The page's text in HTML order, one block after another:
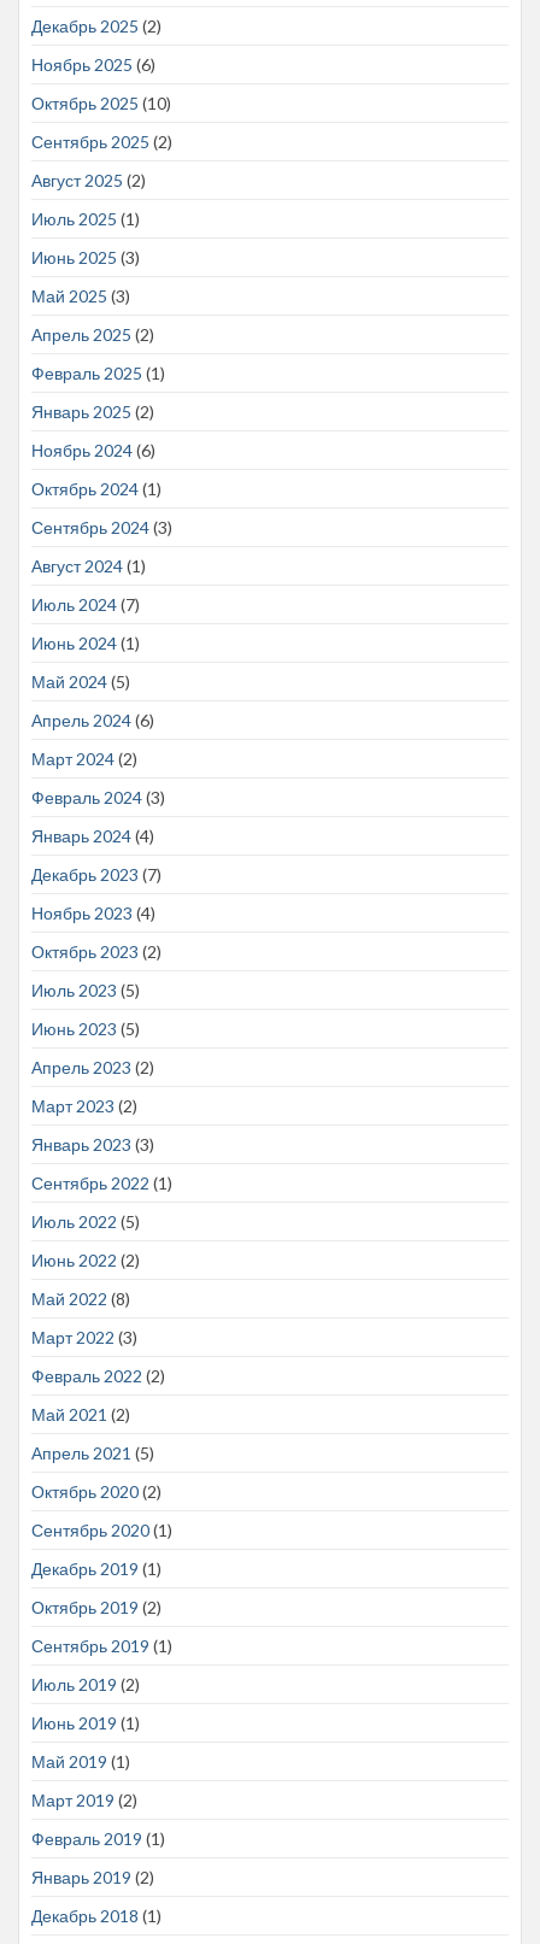
Декабрь 2025 (2)
Ноябрь 2025 (6)
Октябрь 2025 (10)
Сентябрь 2025 (2)
Август 2025 (2)
Июль 2025 (1)
Июнь 2025 (3)
Май 2025 (3)
Апрель 2025 (2)
Февраль 2025 (1)
Январь 2025 (2)
Ноябрь 2024(6)
Октябрь 2024(1)
Сентябрь 2024(3)
Август 2024(1)
Июль 2024(7)
Июнь 2024(1)
Май 2024(5)
Апрель 2024(6)
Март 2024(2)
Февраль 2024(3)
Январь 2024(4)
Декабрь 2023 (7)
Ноябрь 2023 (4)
Октябрь 2023 (2)
Июль 2023 (5)
Июнь 2023 (5)
Апрель 2023 (2)
Март 2023 (2)
Январь 2023 (3)
Сентябрь 2022 (1)
Июль 2022 (5)
Июнь 2022 (2)
Май 2022 (8)
Март 2022 (3)
Февраль 2022 (2)
Май 2021 (2)
Апрель 2021 (5)
Октябрь 2020(2)
Сентябрь 2020(1)
Декабрь 2019 (1)
Октябрь 2019 (2)
Сентябрь 2019 (1)
Июль 2019 (2)
Июнь 2019 (1)
Май 2019 (1)
Март 2019 (2)
Февраль 2019 (1)
Январь 2019 (2)
Декабрь 2018 (1)